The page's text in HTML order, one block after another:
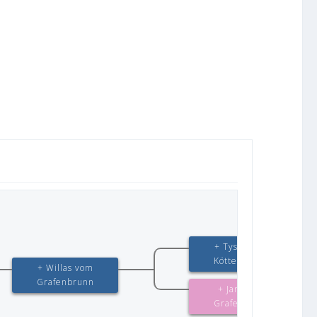
+ Willas vom
Grafenbrunn
+ Tyson vom
Köttersbusch
+ Jane vom
Grafenbrunn